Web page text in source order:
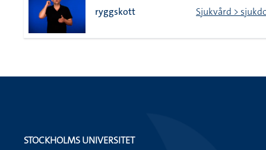
ryggskott Sjukvård >
STOCKHOLMS UNIVERSITET